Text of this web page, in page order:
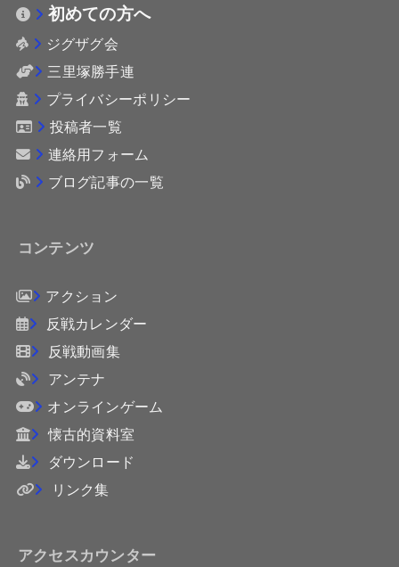
初めての方へ
ジグザグ会
三里塚勝手連
プライバシーポリシー
投稿者一覧
連絡用フォーム
ブログ記事の一覧
コンテンツ
アクション
反戦カレンダー
反戦動画集
アンテナ
オンラインゲーム
懐古的資料室
ダウンロード
リンク集
アクセスカウンター